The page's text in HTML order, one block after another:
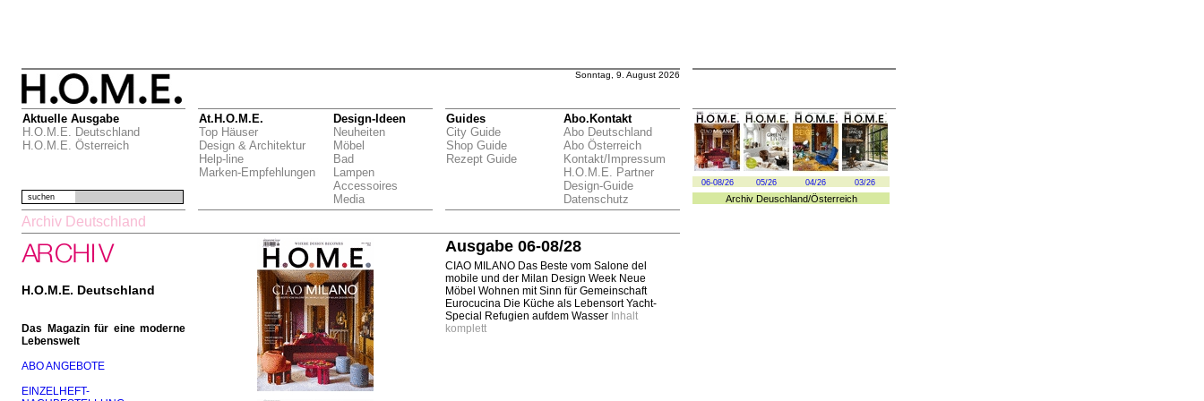
Sonntag, 9. August 2026
Aktuelle Ausgabe
H.O.M.E. Deutschland
H.O.M.E. Österreich
At.H.O.M.E.
Top Häuser
Design & Architektur
Help-line
Marken-Empfehlungen
Design-Ideen
Neuheiten
Möbel
Bad
Lampen
Accessoires
Media
Guides
City Guide
Shop Guide
Rezept Guide
Abo.Kontakt
Abo Deutschland
Abo Österreich
Kontakt/Impressum
H.O.M.E. Partner
Design-Guide
Datenschutz
06-08/26 05/26 04/26 03/26
Archiv Deuschland/Österreich
suchen
Archiv Deutschland
H.O.M.E. Deutschland
Das Magazin für eine moderne
Lebenswelt
ABO ANGEBOTE
EINZELHEFT-
Ausgabe 06-08/28
CIAO MILANO Das Beste vom Salone del
mobile und der Milan Design Week Neue
Möbel Wohnen mit Sinn für Gemeinschaft
Eurocucina Die Küche als Lebensort Yacht-
Special Refugien aufdem Wasser Inhalt
komplett